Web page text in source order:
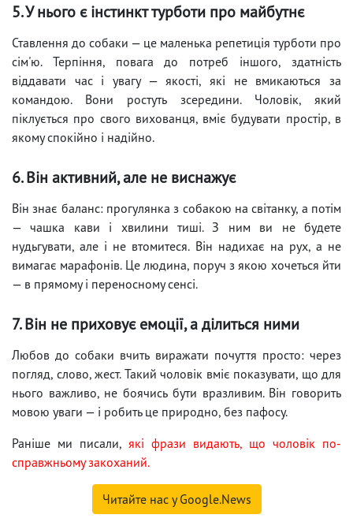
5. У нього є інстинкт турботи про майбутнє
Ставлення до собаки — це маленька репетиція турботи про
сім'ю. Терпіння, повага до потреб іншого, здатність
віддавати час і увагу — якості, які не вмикаються за
командою. Вони ростуть зсередини. Чоловік, який
піклується про свого вихованця, вміє будувати простір, в
якому спокійно і надійно.
6. Він активний, але не виснажує
Він знає баланс: прогулянка з собакою на світанку, а потім
— чашка кави і хвилини тиші. З ним ви не будете
нудьгувати, але і не втомитеся. Він надихає на рух, а не
вимагає марафонів. Це людина, поруч з якою хочеться йти
— в прямому і переносному сенсі.
7. Він не приховує емоції, а ділиться ними
Любов до собаки вчить виражати почуття просто: через
погляд, слово, жест. Такий чоловік вміє показувати, що для
нього важливо, не боячись бути вразливим. Він говорить
мовою уваги — і робить це природно, без пафосу.
Раніше ми писали, які фрази видають, що чоловік по-
справжньому закоханий.
Читайте нас у Google.News